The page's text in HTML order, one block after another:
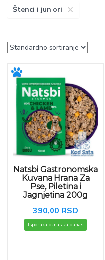
×
Štenci i juniori
Natsbi Gastronomska
Kuvana Hrana Za
Pse, Piletina i
Jagnjetina 200g
390,00 RSD
Isporuka danas za danas